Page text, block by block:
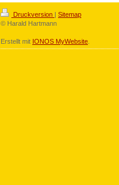
Druckversion | Sitemap
© Harald Hartmann
Erstellt mit IONOS MyWebsite